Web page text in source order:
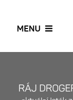
MENU TOGGLE